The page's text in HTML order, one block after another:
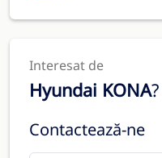
Interesat de
Hyundai KONA?
Contactează-ne